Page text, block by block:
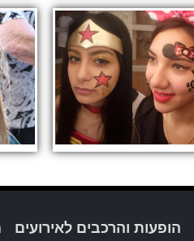
הופעות והרכבים לאירועים